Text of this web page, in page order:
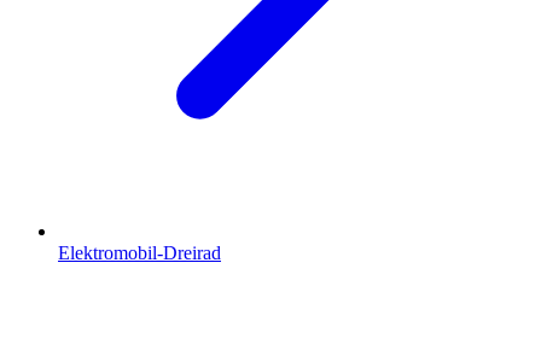
Elektromobil-Dreirad